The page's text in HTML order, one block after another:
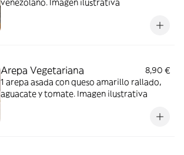
venezolano. Imagen ilustrativa
Arepa Vegetariana
8,90 €
1 arepa asada con queso amarillo rallado,
aguacate y tomate. Imagen ilustrativa